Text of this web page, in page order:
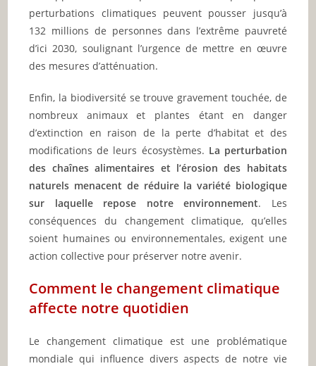
perturbations climatiques peuvent pousser jusqu’à
132 millions de personnes dans l’extrême pauvreté
d’ici 2030, soulignant l’urgence de mettre en œuvre
des mesures d’atténuation.
Enfin, la biodiversité se trouve gravement touchée, de
nombreux animaux et plantes étant en danger
d’extinction en raison de la perte d’habitat et des
modifications de leurs écosystèmes. La perturbation
des chaînes alimentaires et l’érosion des habitats
naturels menacent de réduire la variété biologique
sur laquelle repose notre environnement. Les
conséquences du changement climatique, qu’elles
soient humaines ou environnementales, exigent une
action collective pour préserver notre avenir.
Comment le changement climatique
affecte notre quotidien
Le changement climatique est une problématique
mondiale qui influence divers aspects de notre vie